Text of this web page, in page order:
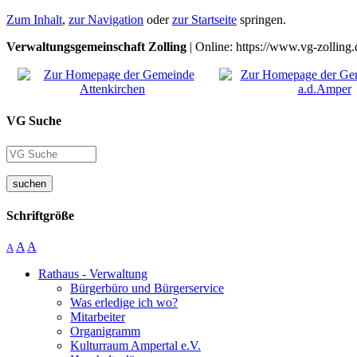
Zum Inhalt, zur Navigation oderzur Startseite springen.
Verwaltungsgemeinschaft Zolling | Online: https://www.vg-
VG Suche
suchen
Schriftgröße
A A A
Rathaus - Verwaltung
Bürgerbüro und Bürgerservice
Was erledige ich wo?
Mitarbeiter
Organigramm
Kulturraum Ampertal e.V.